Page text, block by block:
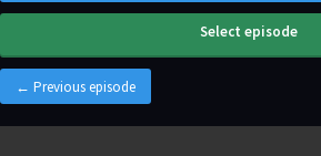
← Previous episode
Select episode